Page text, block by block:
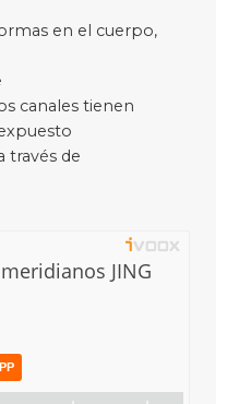
en el cuerpo,
canales tienen
través de